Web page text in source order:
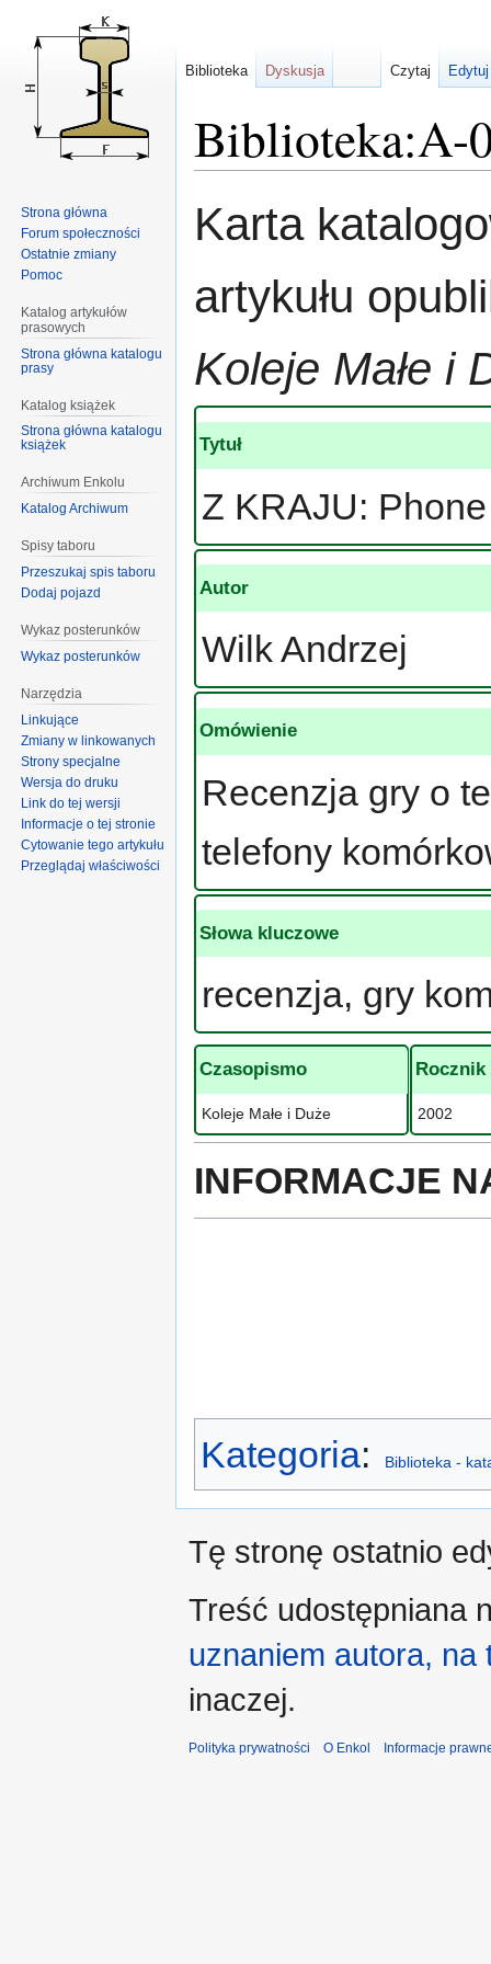
Biblioteka:A-
do
do
Karta
artykułu
Koleje Małe i
Tytuł
Z KRAJU:
Autor
Wilk Andrzej
Omówienie
Recenzja gry o
telefony
Słowa kluczowe
recenzja, gry
Czasopismo
Koleje Małe i Duże
Rocznik
2002
INFORMACJE
Kategoria: Biblioteka -
Biblioteka Dyskusja Czytaj
Strona główna
Forum społeczności
Ostatnie zmiany
Pomoc
Katalog artykułów
prasowych
Strona główna katalogu
prasy
Katalog książek
Strona główna katalogu
książek
Archiwum Enkolu
Katalog Archiwum
Spisy taboru
Przeszukaj spis taboru
Dodaj pojazd
Wykaz posterunków
Wykaz posterunków
Narzędzia
Linkujące
Zmiany w linkowanych
Strony specjalne
Wersja do druku
Link do tej wersji
Informacje o tej stronie
Cytowanie tego artykułu
Przeglądaj właściwości
Tę stronę ostatnio
Treść udostępniana
uznaniem autora,
inaczej.
Polityka prywatności O Enkol Informacje